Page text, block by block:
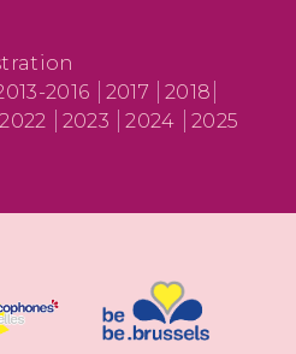
2016 2017
2018
2022 2023 2024
2025